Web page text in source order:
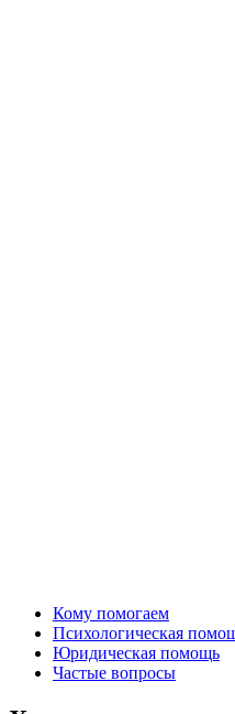
Кому помогаем
Психологическая
Юридическая помощь
Частые вопросы